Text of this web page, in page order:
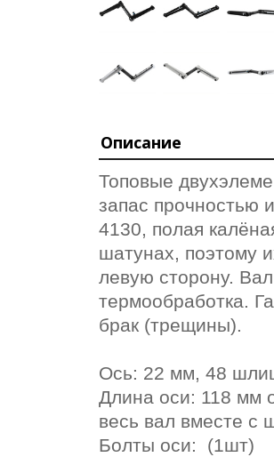
Описание
Топовые
запас прочностью
4130, полая
шатунах, поэтому
левую сторону.
термообработка.
брак (трещины).
Ось: 22 мм, 48
Длина оси: 118 мм
весь вал вместе с
Болты оси: (1шт)